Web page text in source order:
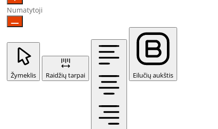
Numatytoji
Žymeklis Raidžių tarpai Eilučių aukštis